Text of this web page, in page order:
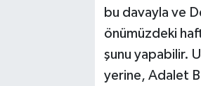
bu davayla ve
önümüzdeki
şunu yapabilir.
yerine, Adalet